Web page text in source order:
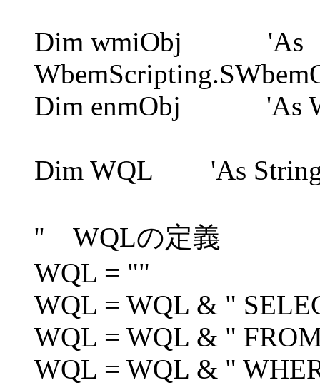
Dim wmiObj 'As
Dim enmObj 'As
Dim WQL 'As
'' WQLの定義
WQL = ""
WQL = WQL & "
WQL = WQL & "
WQL = WQL & "